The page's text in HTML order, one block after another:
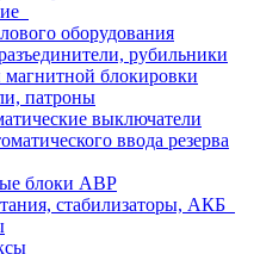
оборудования
рубильники
блокировки
патроны
выключатели
ввода резерва
блоки АВР
стабилизаторы, АКБ